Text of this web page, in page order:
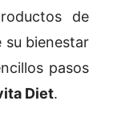
de
su bienestar
pasos
Diet.